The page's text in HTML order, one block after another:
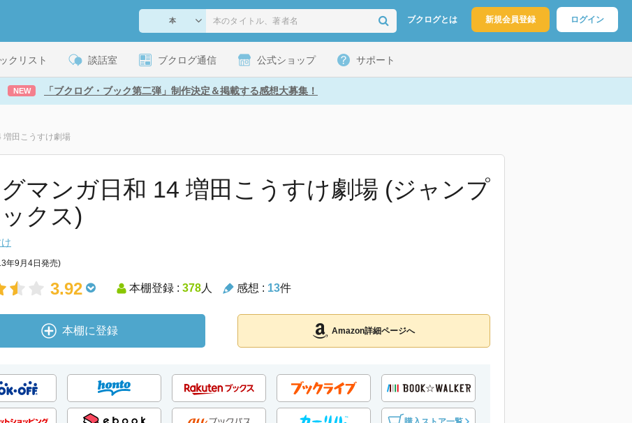
ブクログとは 新規会員登録 ログイン
クリスト 談話室 ブクログ通信 公式ショップ サポート
NEW 「ブクログ・ブック第二弾」制作決定＆掲載する感想大募集！
増田こうすけ劇場
マンガ日和 14 増田こうすけ劇場 (ジャンプ
クス)
年9月4日発売)
3.92 本棚登録 : 378人 感想 : 13件
本棚に登録 Amazon詳細ページへ